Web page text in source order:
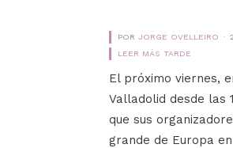
POR JORGE OVELLEIRO
LEER MÁS TARDE
El próximo viernes,
Valladolid desde las
que sus
grande de Europa